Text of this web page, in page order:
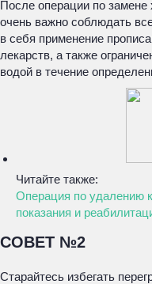
После операции по замене
очень важно соблюдать
в себя применение
лекарств, а также
водой в течение
Читайте также:
Операция по удалению
показания и
СОВЕТ №2
Старайтесь избегать